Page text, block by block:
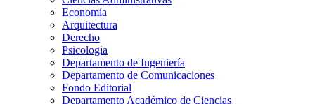
Economía
Arquitectura
Derecho
Psicologia
Departamento de Ingeniería
Departamento de Comunicaciones
Fondo Editorial
Departamento Académico de Ciencias